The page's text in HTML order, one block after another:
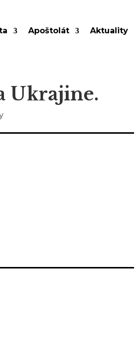
Apoštolát Aktuality
Ukrajine.